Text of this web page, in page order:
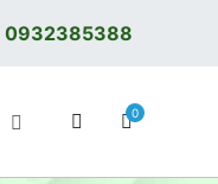
0932385388
0